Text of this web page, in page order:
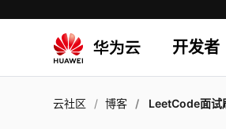
开发者
云社区 博客 LeetCode面试